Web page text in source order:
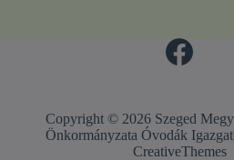
Copyright © 2026 Szeged
Önkormányzata Óvodák
CreativeThemes